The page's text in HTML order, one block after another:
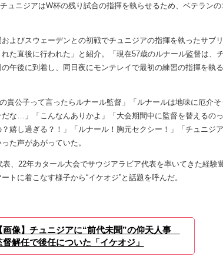
ュニジアはW杯の残り試合の指揮を執らせるため、ベテランの
よびスウェーデンとの初戦でチュニジアの指揮を執ったサブ
た直後に行われた」と紹介。「現在57歳のルナール監督は、
午後に到着し、同日夜にモンテレイで最初の練習の指揮を執
公子って言ったらルナール監督」「ルナールは地味に厄介そ
な…」「こんなんありかよ」「大会期間中に監督を替えるの
嬉し過ぎる？！」「ルナール！胸元セクシー！」「チュニジ
た声があがっていた。
、22年カタール大会でサウジアラビア代表を率いてきた経験
に着こなす様子から“イケオジ”と話題を呼んだ。
画像】チュニジアに“前代未聞”の仰天人事
督解任で後任についた「イケオジ」